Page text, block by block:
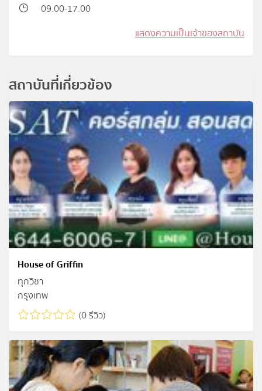
09.00-17.00
แสดงความเป็นเจ้าของสถาบัน
สถาบันที่เกี่ยวข้อง
House of Griffin
ทุกวิชา
กรุงเทพ
(0 รีวิว)